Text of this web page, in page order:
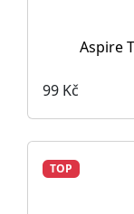
Aspire
99 Kč
TOP